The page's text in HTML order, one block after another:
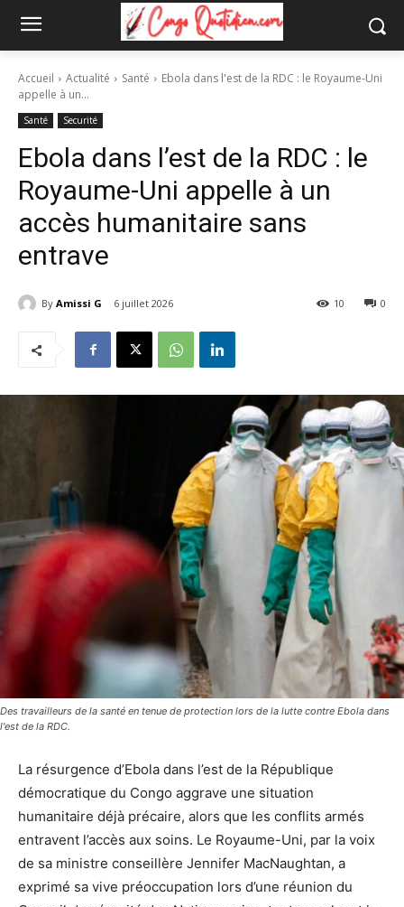
Accueil Actualité Santé
Ebola dans l'est de la RDC : le Royaume-Uni
appelle à un...
Santé Securité
Ebola dans l’est de la RDC : le
Royaume-Uni appelle à un
accès humanitaire sans
entrave
By Amissi G 6 juillet 2026 0
10
Des travailleurs de la santé en tenue de protection lors de la lutte contre Ebola dans
l'est de la RDC.
La résurgence d’Ebola dans l’est de la République
démocratique du Congo aggrave une situation
humanitaire déjà précaire, alors que les conflits armés
entravent l’accès aux soins. Le Royaume-Uni, par la voix
de sa ministre conseillère Jennifer MacNaughtan, a
exprimé sa vive préoccupation lors d’une réunion du